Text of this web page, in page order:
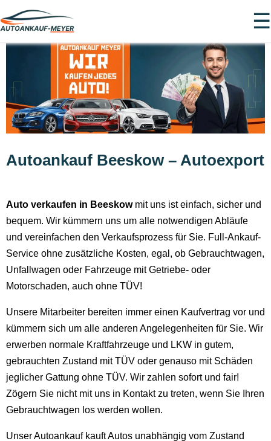
☰
Autoankauf Beeskow – Autoexport
Auto verkaufen in Beeskowmit uns ist einfach, sicher und
bequem. Wir kümmern uns um alle notwendigen Abläufe
und vereinfachen den Verkaufsprozess für Sie. Full-Ankauf-
Service ohne zusätzliche Kosten, egal, ob Gebrauchtwagen,
Unfallwagen oder Fahrzeuge mit Getriebe- oder
Motorschaden, auch ohne TÜV!
Unsere Mitarbeiter bereiten immer einen Kaufvertrag vor und
kümmern sich um alle anderen Angelegenheiten für Sie. Wir
erwerben normale Kraftfahrzeuge und LKW in gutem,
gebrauchten Zustand mit TÜV oder genauso mit Schäden
jeglicher Gattung ohne TÜV. Wir zahlen sofort und fair!
Zögern Sie nicht mit uns in Kontakt zu treten, wenn Sie Ihren
Gebrauchtwagen los werden wollen.
Unser Autoankauf kauft Autos unabhängig vom Zustand